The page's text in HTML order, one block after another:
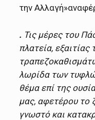
την
. Τις μέρες του
πλατεία,
λωρίδα των
θέμα επί της
μας, αφετέρου το
γνωστό και